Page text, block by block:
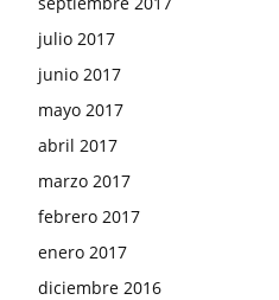
julio 2017
junio 2017
mayo 2017
abril 2017
marzo 2017
febrero 2017
enero 2017
diciembre 2016